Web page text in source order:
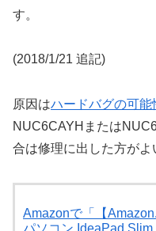
す。
(2018/1/21 追記)
原因はハードバグの可能
NUC6CAYHまたは
合は修理に出した方がよ
Amazonで「【
パソコン IdeaPad